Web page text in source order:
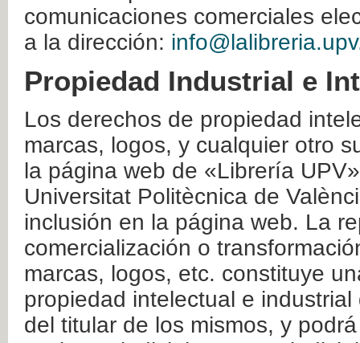
comunicaciones comerciales
a la dirección:
Propiedad Industrial e
Los derechos de propiedad
marcas, logos, y cualquier otro
la página web de «Librería
Universitat Politècnica de
inclusión en la página web. La
comercialización o
marcas, logos, etc. constituye
propiedad intelectual e
del titular de los mismos, y